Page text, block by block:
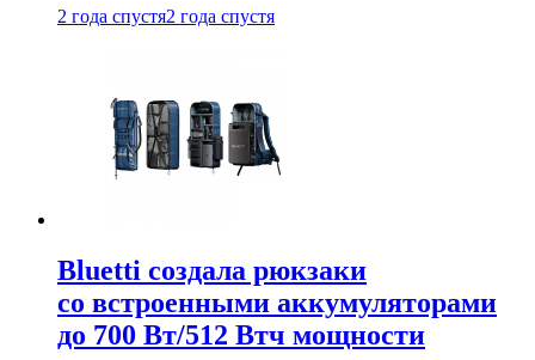
2 года спустя2 года спустя
Bluetti создала рюкзаки
со встроенными аккумуляторами
до 700 Вт/512 Втч мощности